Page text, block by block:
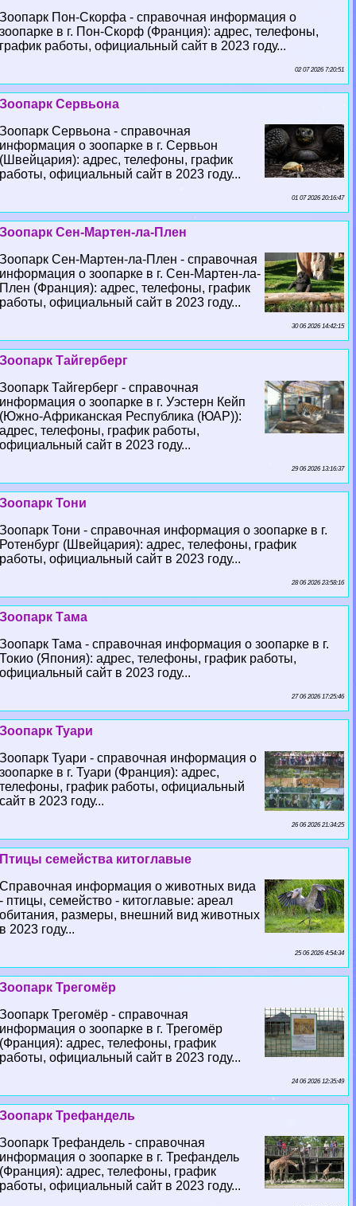
Зоопарк Пон-Скорфа - справочная информация о
зоопарке в г. Пон-Скорф (Франция): адрес, телефоны,
график работы, официальный сайт в 2023 году...
02 07 2026 7:20:51
Зоопарк Сервьона
Зоопарк Сервьона - справочная
информация о зоопарке в г. Сервьон
(Швейцария): адрес, телефоны, график
работы, официальный сайт в 2023 году...
01 07 2026 20:16:47
Зоопарк Сен-Мартен-ла-Плен
Зоопарк Сен-Мартен-ла-Плен - справочная
информация о зоопарке в г. Сен-Мартен-ла-
Плен (Франция): адрес, телефоны, график
работы, официальный сайт в 2023 году...
30 06 2026 14:42:15
Зоопарк Тайгерберг
Зоопарк Тайгерберг - справочная
информация о зоопарке в г. Уэстерн Кейп
(Южно-Африканская Республика (ЮАР)):
адрес, телефоны, график работы,
официальный сайт в 2023 году...
29 06 2026 13:16:37
Зоопарк Тони
Зоопарк Тони - справочная информация о зоопарке в г.
Ротенбург (Швейцария): адрес, телефоны, график
работы, официальный сайт в 2023 году...
28 06 2026 23:58:16
Зоопарк Тама
Зоопарк Тама - справочная информация о зоопарке в г.
Токио (Япония): адрес, телефоны, график работы,
официальный сайт в 2023 году...
27 06 2026 17:25:46
Зоопарк Туари
Зоопарк Туари - справочная информация о
зоопарке в г. Туари (Франция): адрес,
телефоны, график работы, официальный
сайт в 2023 году...
26 06 2026 21:34:25
Птицы семейства китоглавые
Справочная информация о животных вида
- птицы, семейство - китоглавые: ареал
обитания, размеры, внешний вид животных
в 2023 году...
25 06 2026 4:54:34
Зоопарк Трегомёр
Зоопарк Трегомёр - справочная
информация о зоопарке в г. Трегомёр
(Франция): адрес, телефоны, график
работы, официальный сайт в 2023 году...
24 06 2026 12:35:49
Зоопарк Трефандель
Зоопарк Трефандель - справочная
информация о зоопарке в г. Трефандель
(Франция): адрес, телефоны, график
работы, официальный сайт в 2023 году...